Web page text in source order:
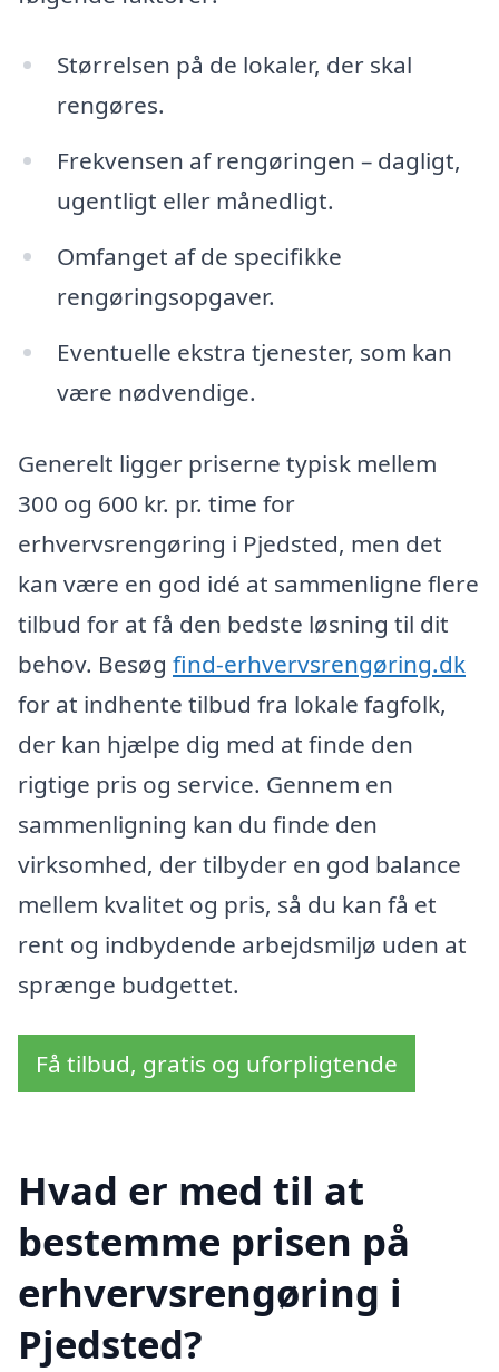
Størrelsen på de lokaler, der skal
rengøres.
Frekvensen af rengøringen – dagligt,
ugentligt eller månedligt.
Omfanget af de specifikke
rengøringsopgaver.
Eventuelle ekstra tjenester, som kan
være nødvendige.
Generelt ligger priserne typisk mellem
300 og 600 kr. pr. time for
erhvervsrengøring i Pjedsted, men det
kan være en god idé at sammenligne flere
tilbud for at få den bedste løsning til dit
behov. Besøg find-erhvervsrengøring.dk
for at indhente tilbud fra lokale fagfolk,
der kan hjælpe dig med at finde den
rigtige pris og service. Gennem en
sammenligning kan du finde den
virksomhed, der tilbyder en god balance
mellem kvalitet og pris, så du kan få et
rent og indbydende arbejdsmiljø uden at
sprænge budgettet.
Få tilbud, gratis og uforpligtende
Hvad er med til at
bestemme prisen på
erhvervsrengøring i
Pjedsted?